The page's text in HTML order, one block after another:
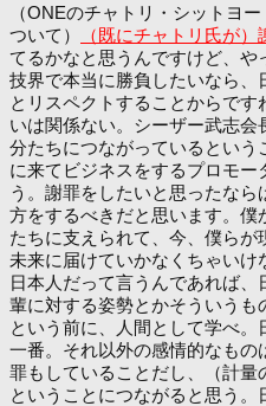
（ONEのチャトリ・シットヨ
ついて）
（既にチャトリ氏が）
てるかなと思うんですけど、
技界で本当に勝負したいなら、
とリスペクトすることからで
いは関係ない。シーザー武志
分たちにつながっているとい
に来てビジネスをするプロモ
う。謝罪をしたいと思ったな
方をするべきだと思います。僕
たちに支えられて、今、僕ら
未来に届けていかなくちゃい
日本人だって言うんであれば
輩に対する姿勢とかそういうも
という前に、人間として学べ
一番。それ以外の感情的なも
罪もしていることだし、（計量
ということにつながると思う。